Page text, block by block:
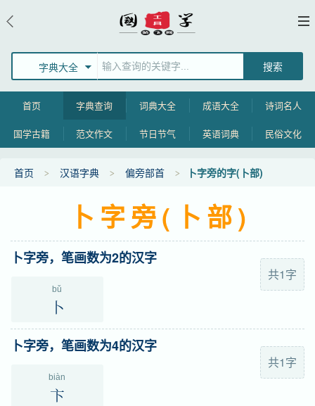
字典大全
首页 字典查询 词典大全 成语大全 诗词名人
国学古籍 范文作文 节日节气 英语词典 民俗文化
首页 汉语字典 偏旁部首 卜字旁的字(卜部)
卜字旁(卜部)
共1字
卜字旁，笔画数为2的汉字
bǔ
卜
共1字
卜字旁，笔画数为4的汉字
biàn
卞